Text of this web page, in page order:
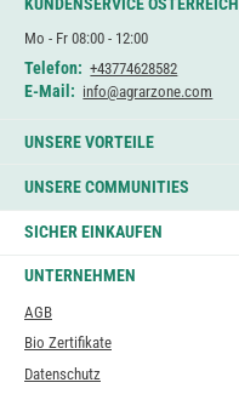
KUNDENSERVICE ÖSTERREICH
Mo - Fr 08:00 - 12:00
Telefon: +43774628582
E-Mail: info@agrarzone.com
UNSERE VORTEILE
UNSERE COMMUNITIES
SICHER EINKAUFEN
UNTERNEHMEN
AGB
Bio Zertifikate
Datenschutz